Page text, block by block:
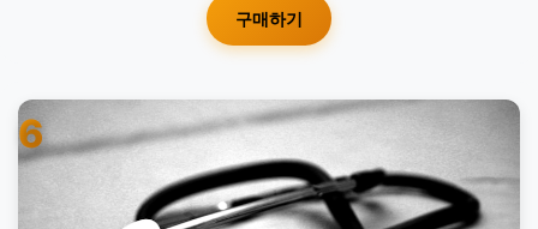
구매하기
6